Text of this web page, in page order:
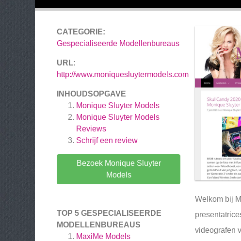
CATEGORIE:
Gespecialiseerde Modellenbureaus
URL:
http://www.moniquesluytermodels.com
INHOUDSOPGAVE
Monique Sluyter Models
Monique Sluyter Models
Reviews
Schrijf een review
Bezoek Monique Sluyter
Models
TOP 5 GESPECIALISEERDE
MODELLENBUREAUS
MaxiMe Models
Welkom bij
videografen